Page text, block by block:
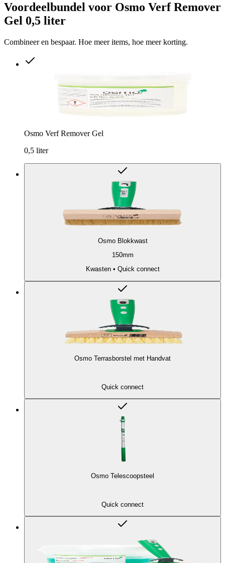
Voordeelbundel voor Osmo Verf Remover
Gel 0,5 liter
Combineer en bespaar. Hoe meer items, hoe meer korting.
Osmo Verf Remover Gel
0,5 liter
Osmo Blokkwast
150mm
Kwasten • Quick connect
Osmo Terrasborstel met Handvat
Quick connect
Osmo Telescoopsteel
Quick connect